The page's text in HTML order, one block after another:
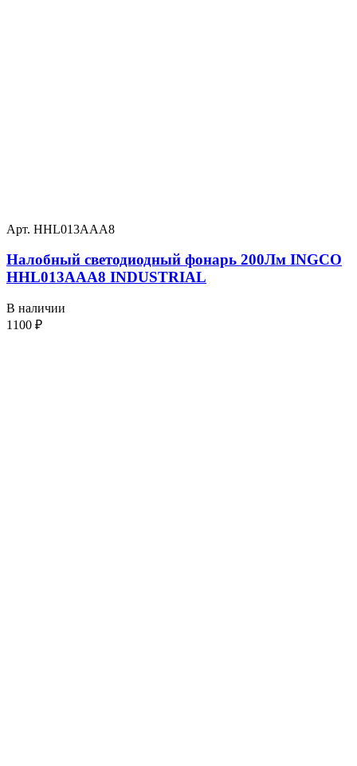
Арт. HHL013AAA8
Налобный светодиодный фонарь 200Лм INGCO
HHL013AAA8 INDUSTRIAL
В наличии
1100 ₽